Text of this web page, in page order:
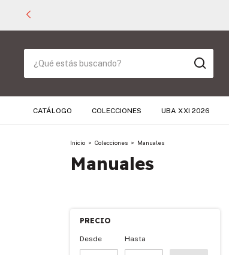
CATÁLOGO COLECCIONES UBA XXI 2026
Inicio > Colecciones > Manuales
Manuales
PRECIO
Desde Hasta